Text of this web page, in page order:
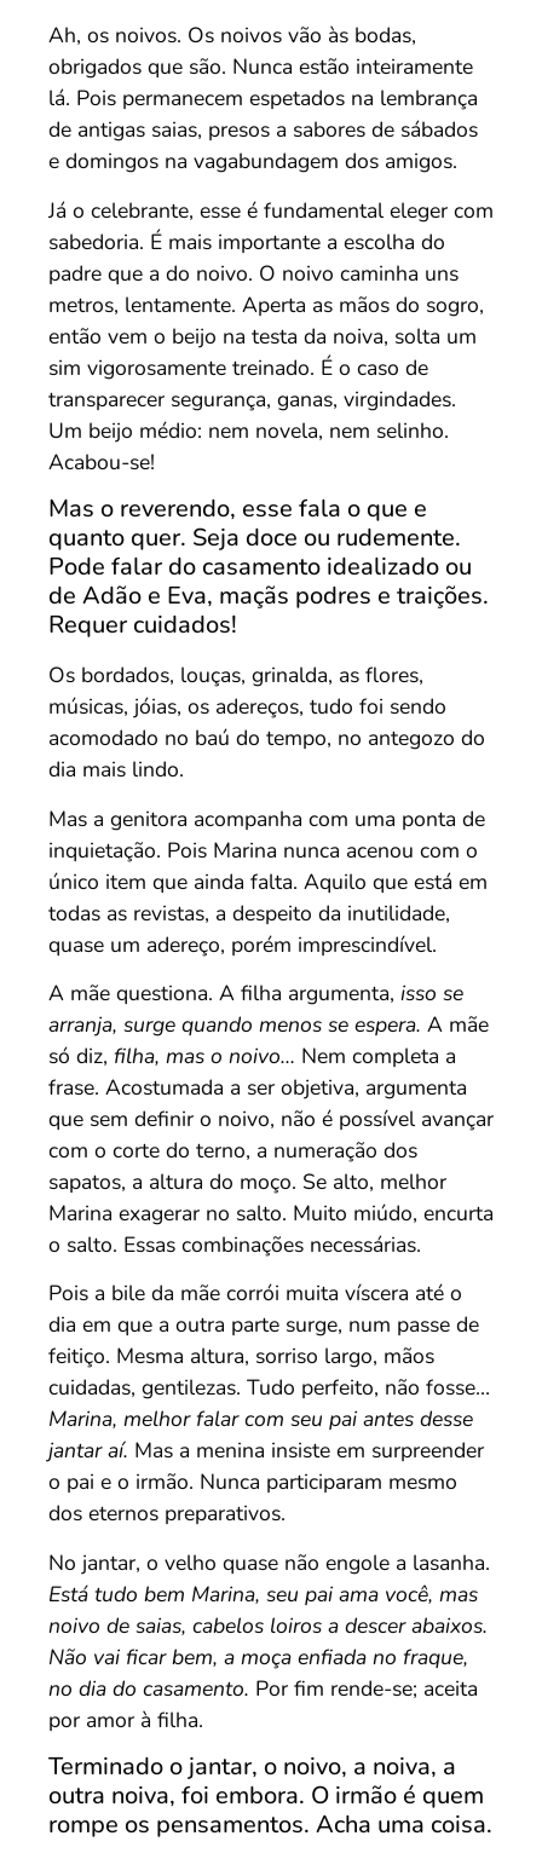
Ah, os noivos. Os noivos vão às bodas,
obrigados que são. Nunca estão inteiramente
lá. Pois permanecem espetados na lembrança
de antigas saias, presos a sabores de sábados
e domingos na vagabundagem dos amigos.
Já o celebrante, esse é fundamental eleger com
sabedoria. É mais importante a escolha do
padre que a do noivo. O noivo caminha uns
metros, lentamente. Aperta as mãos do sogro,
então vem o beijo na testa da noiva, solta um
sim vigorosamente treinado. É o caso de
transparecer segurança, ganas, virgindades.
Um beijo médio: nem novela, nem selinho.
Acabou-se!
Mas o reverendo, esse fala o que e
quanto quer. Seja doce ou rudemente.
Pode falar do casamento idealizado ou
de Adão e Eva, maçãs podres e traições.
Requer cuidados!
Os bordados, louças, grinalda, as flores,
músicas, jóias, os adereços, tudo foi sendo
acomodado no baú do tempo, no antegozo do
dia mais lindo.
Mas a genitora acompanha com uma ponta de
inquietação. Pois Marina nunca acenou com o
único item que ainda falta. Aquilo que está em
todas as revistas, a despeito da inutilidade,
quase um adereço, porém imprescindível.
A mãe questiona. A filha argumenta, isso se
arranja, surge quando menos se espera. A mãe
só diz, filha, mas o noivo… Nem completa a
frase. Acostumada a ser objetiva, argumenta
que sem definir o noivo, não é possível avançar
com o corte do terno, a numeração dos
sapatos, a altura do moço. Se alto, melhor
Marina exagerar no salto. Muito miúdo, encurta
o salto. Essas combinações necessárias.
Pois a bile da mãe corrói muita víscera até o
dia em que a outra parte surge, num passe de
feitiço. Mesma altura, sorriso largo, mãos
cuidadas, gentilezas. Tudo perfeito, não fosse…
Marina, melhor falar com seu pai antes desse
jantar aí. Mas a menina insiste em surpreender
o pai e o irmão. Nunca participaram mesmo
dos eternos preparativos.
No jantar, o velho quase não engole a lasanha.
Está tudo bem Marina, seu pai ama você, mas
noivo de saias, cabelos loiros a descer abaixos.
Não vai ficar bem, a moça enfiada no fraque,
no dia do casamento. Por fim rende-se; aceita
por amor à filha.
Terminado o jantar, o noivo, a noiva, a
outra noiva, foi embora. O irmão é quem
rompe os pensamentos. Acha uma coisa.